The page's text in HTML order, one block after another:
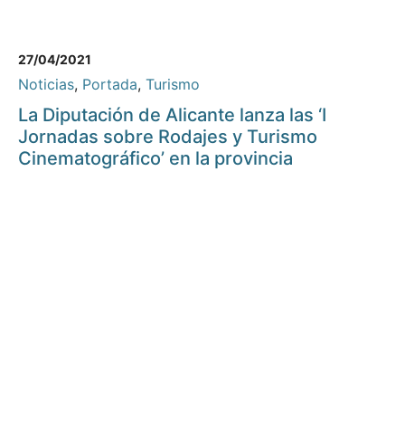
27/04/2021
Noticias, Portada, Turismo
La Diputación de Alicante lanza las ‘I
Jornadas sobre Rodajes y Turismo
Cinematográfico’ en la provincia